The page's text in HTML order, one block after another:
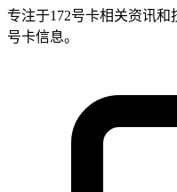
专注于172号卡相关资讯
号卡信息。